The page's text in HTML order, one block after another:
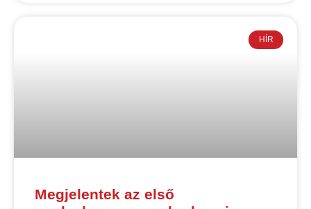
HÍR
Megjelentek az első